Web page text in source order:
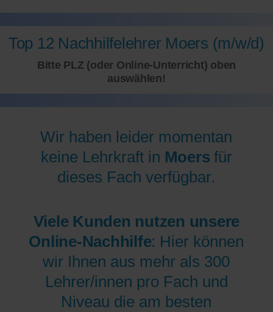
Top 12 Nachhilfelehrer Moers (m/w/d)
Bitte PLZ (oder Online-Unterricht) oben
auswählen!
Wir haben leider momentan
keine Lehrkraft in Moers für
dieses Fach verfügbar.
Viele Kunden nutzen unsere
Online-Nachhilfe: Hier können
wir Ihnen aus mehr als 300
Lehrer/innen pro Fach und
Niveau die am besten